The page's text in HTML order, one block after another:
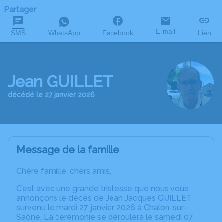
Partager
SMS WhatsApp Facebook E-mail Lien
Jean GUILLET
décédé le 27 janvier 2026
Message de la famille
Chère famille, chers amis,
C’est avec une grande tristesse que nous vous
annonçons le décès de Jean Jacques GUILLET
survenu le mardi 27 janvier 2026 à Chalon-sur-
Saône. La cérémonie se déroulera le samedi 07